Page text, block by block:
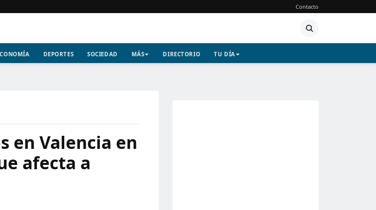
Contacto
DEPORTES SOCIEDAD MÁS DIRECTORIO TU DÍA
en Valencia en
afecta a